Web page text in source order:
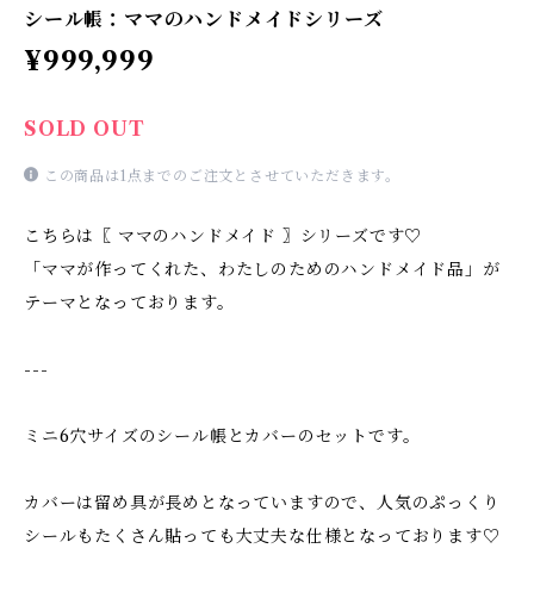
シール帳：ママのハンドメイドシリーズ
¥999,999
SOLD OUT
この商品は1点までのご注文とさせていただきます。
こちらは〖 ママのハンドメイド 〗シリーズです♡
「ママが作ってくれた、わたしのためのハンドメイド品」が
テーマとなっております。
---
ミニ6穴サイズのシール帳とカバーのセットです。
カバーは留め具が長めとなっていますので、人気のぷっくり
シールもたくさん貼っても大丈夫な仕様となっております♡